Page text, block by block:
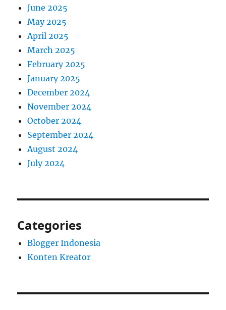
June 2025
May 2025
April 2025
March 2025
February 2025
January 2025
December 2024
November 2024
October 2024
September 2024
August 2024
July 2024
Categories
Blogger Indonesia
Konten Kreator